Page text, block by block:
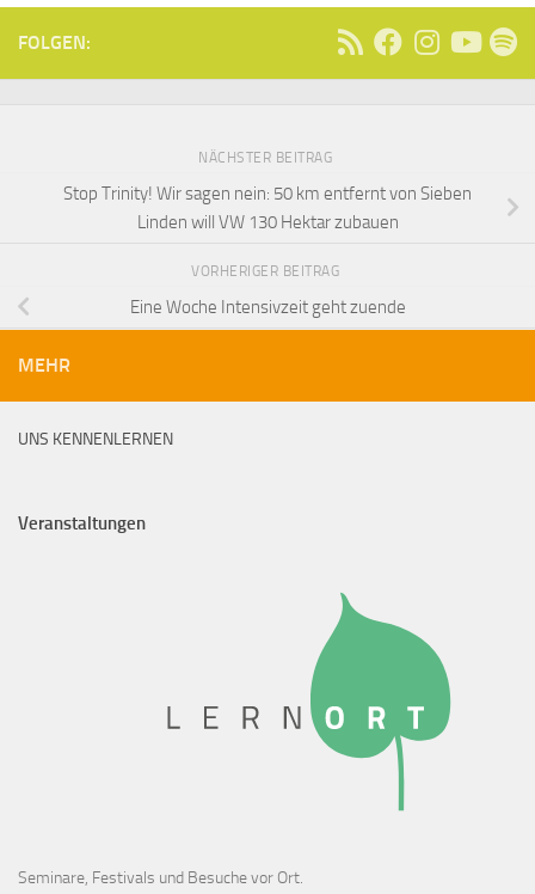
FOLGEN:
NÄCHSTER BEITRAG
Stop Trinity! Wir sagen nein: 50 km entfernt von Sieben
Linden will VW 130 Hektar zubauen
VORHERIGER BEITRAG
Eine Woche Intensivzeit geht zuende
MEHR
UNS KENNENLERNEN
Veranstaltungen
Seminare, Festivals und Besuche vor Ort.